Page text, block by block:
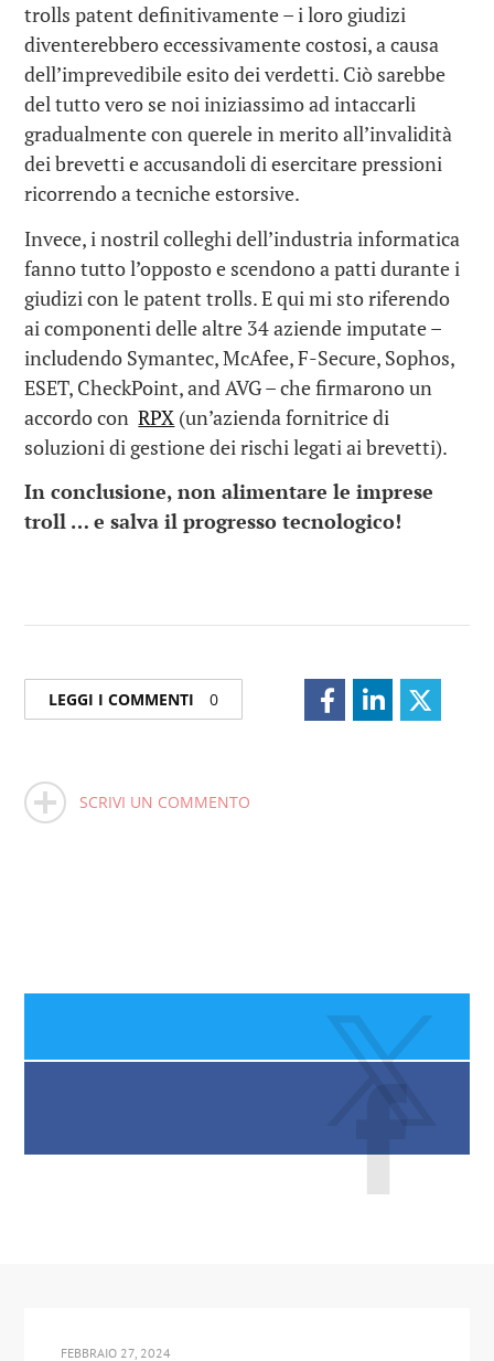
trolls patent definitivamente – i loro giudizi
diventerebbero eccessivamente costosi, a causa
dell’imprevedibile esito dei verdetti. Ciò sarebbe
del tutto vero se noi iniziassimo ad intaccarli
gradualmente con querele in merito all’invalidità
dei brevetti e accusandoli di esercitare pressioni
ricorrendo a tecniche estorsive.
Invece, i nostril colleghi dell’industria informatica
fanno tutto l’opposto e scendono a patti durante i
giudizi con le patent trolls. E qui mi sto riferendo
ai componenti delle altre 34 aziende imputate –
includendo Symantec, McAfee, F-Secure, Sophos,
ESET, CheckPoint, and AVG – che firmarono un
accordo conRPX (un’azienda fornitrice di
soluzioni di gestione dei rischi legati ai brevetti).
In conclusione, non alimentare le imprese
troll … e salva il progresso tecnologico!
LEGGI I COMMENTI 0
SCRIVI UN COMMENTO
FEBBRAIO 27, 2024